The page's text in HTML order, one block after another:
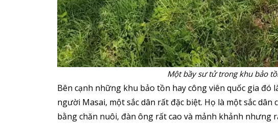
Một bầy sư tử trong khu bảo
Bên cạnh những khu bảo tồn hay công viên quốc gia đó
người Masai, một sắc dân rất đặc biệt. Họ là một sắc
bằng chăn nuôi, đàn ông rất cao và mảnh khảnh nhưng